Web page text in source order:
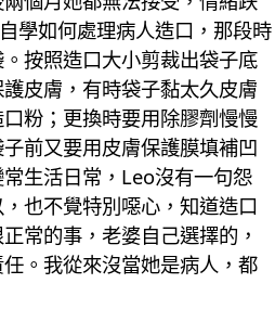
學如何處理病人造口，那段時
按照造口大小剪裁出袋子底
皮膚，有時袋子黏太久皮膚
粉；更換時要用除膠劑慢慢
前又要用皮膚保護膜填補凹
生活日常，Leo沒有一句怨
也不覺特別噁心，知道造口
常的事，老婆自己選擇的，
。我從來沒當她是病人，都